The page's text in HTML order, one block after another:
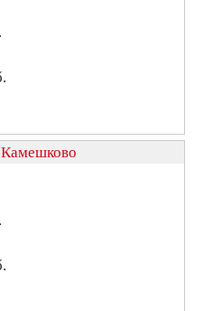
Камешково